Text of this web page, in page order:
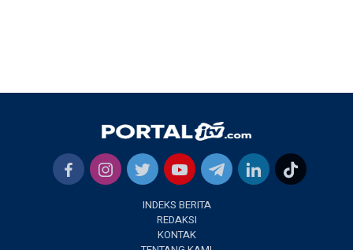
INDEKS BERITA
REDAKSI
KONTAK